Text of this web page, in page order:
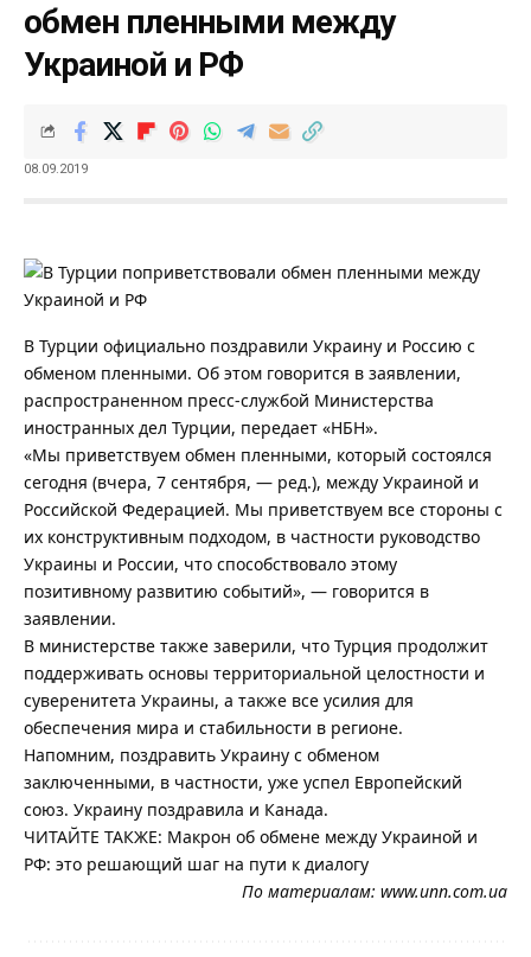
обмен пленными между
Украиной и РФ
08.09.2019
В Турции официально поздравили Украину и Россию с
обменом пленными. Об этом говорится в заявлении,
распространенном пресс-службой Министерства
иностранных дел Турции, передает «НБН».
«Мы приветствуем обмен пленными, который состоялся
сегодня (вчера, 7 сентября, — ред.), между Украиной и
Российской Федерацией. Мы приветствуем все стороны с
их конструктивным подходом, в частности руководство
Украины и России, что способствовало этому
позитивному развитию событий», — говорится в
заявлении.
В министерстве также заверили, что Турция продолжит
поддерживать основы территориальной целостности и
суверенитета Украины, а также все усилия для
обеспечения мира и стабильности в регионе.
Напомним, поздравить Украину с обменом
заключенными, в частности, уже успел Европейский
союз. Украину поздравила и Канада.
ЧИТАЙТЕ ТАКЖЕ: Макрон об обмене между Украиной и
РФ: это решающий шаг на пути к диалогу
По материалам: www.unn.com.ua